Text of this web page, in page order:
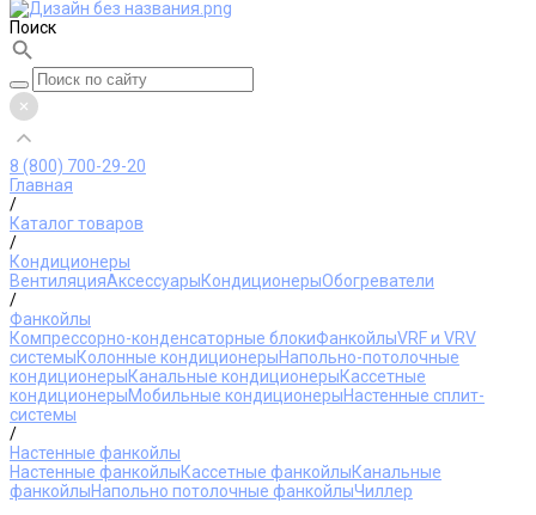
Поиск
8 (800) 700-29-20
Главная
/
Каталог товаров
/
Кондиционеры
ВентиляцияАксессуарыКондиционерыОбогреватели
/
Фанкойлы
Компрессорно-конденсаторные блокиФанкойлыVRF и VRV
системыКолонные кондиционерыНапольно-потолочные
кондиционерыКанальные кондиционерыКассетные
кондиционерыМобильные кондиционерыНастенные сплит-
системы
/
Настенные фанкойлы
Настенные фанкойлыКассетные фанкойлыКанальные
фанкойлыНапольно потолочные фанкойлыЧиллер